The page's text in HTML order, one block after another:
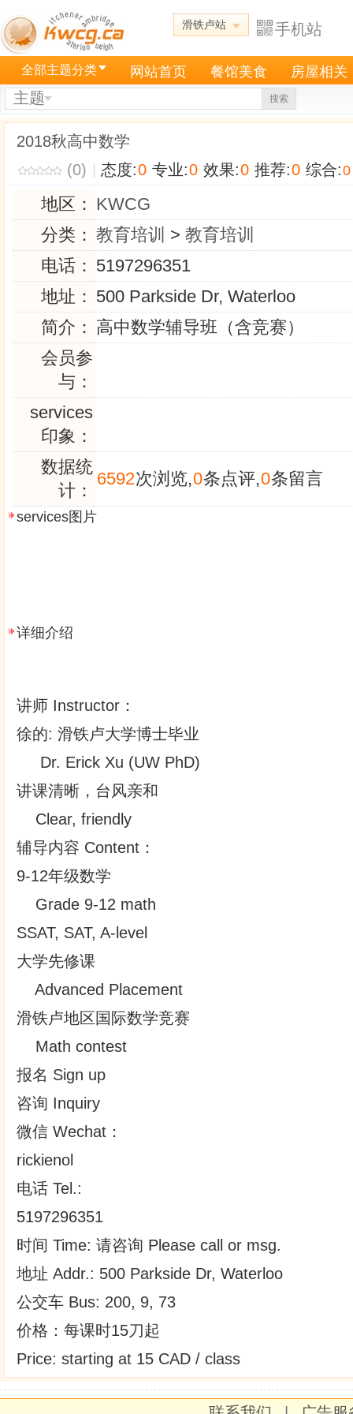
滑铁卢站 手机站
全部主题分类 网站首页 餐馆美食 房屋相关
主题 搜索
2018秋高中数学
(0)
态度:0 专业:0 效果:0 推荐:0 综合:0
地区： KWCG
分类： 教育培训 > 教育培训
电话： 5197296351
地址： 500 Parkside Dr, Waterloo
简介： 高中数学辅导班（含竞赛）
会员参
与：
services
印象：
数据统
计：
6592次浏览,0条点评,0条留言
services图片
详细介绍
讲师 Instructor：
徐的: 滑铁卢大学博士毕业
Dr. Erick Xu (UW PhD)
讲课清晰，台风亲和
Clear, friendly
辅导内容 Content：
9-12年级数学
Grade 9-12 math
SSAT, SAT, A-level
大学先修课
Advanced Placement
滑铁卢地区国际数学竞赛
Math contest
报名 Sign up
咨询 Inquiry
微信 Wechat：
rickienol
电话 Tel.:
5197296351
时间 Time: 请咨询 Please call or msg.
地址 Addr.: 500 Parkside Dr, Waterloo
公交车 Bus: 200, 9, 73
价格：每课时15刀起
Price: starting at 15 CAD / class